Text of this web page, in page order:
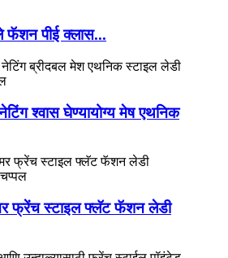
पीई क्लास...
श्वास घेण्यायोग्य मेष एथनिक
फ्रेंच स्टाइल फ्लॅट फॅशन लेडी